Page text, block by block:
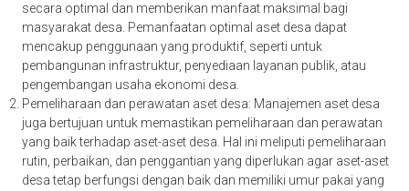
secara optimal dan memberikan manfaat maksimal bagi
masyarakat desa. Pemanfaatan optimal aset desa dapat
mencakup penggunaan yang produktif, seperti untuk
pembangunan infrastruktur, penyediaan layanan publik, atau
pengembangan usaha ekonomi desa.
Pemeliharaan dan perawatan aset desa: Manajemen aset desa
juga bertujuan untuk memastikan pemeliharaan dan perawatan
yang baik terhadap aset-aset desa. Hal ini meliputi pemeliharaan
rutin, perbaikan, dan penggantian yang diperlukan agar aset-aset
desa tetap berfungsi dengan baik dan memiliki umur pakai yang